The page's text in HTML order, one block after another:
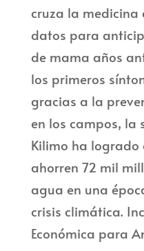
cruza la medicina
datos para
de mama años
los primeros
gracias a la
en los campos,
Kilimo ha logrado
ahorren 72 mil
agua en una
crisis climática.
Económica para